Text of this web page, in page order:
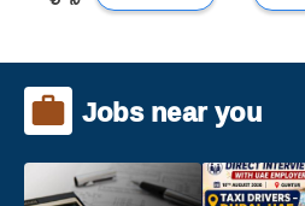
Jobs near you